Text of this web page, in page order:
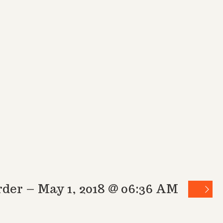
– May 1, 2018 @ 06:36 AM